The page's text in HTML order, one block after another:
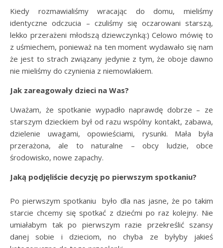
Kiedy rozmawialiśmy wracając do domu, mieliśmy
identyczne odczucia – czuliśmy się oczarowani starszą,
lekko przerażeni młodszą dziewczynką:) Celowo mówię to
z uśmiechem, ponieważ na ten moment wydawało się nam
że jest to strach związany jedynie z tym, że oboje dawno
nie mieliśmy do czynienia z niemowlakiem.
Jak zareagowały dzieci na Was?
Uważam, że spotkanie wypadło naprawdę dobrze – ze
starszym dzieckiem był od razu wspólny kontakt, zabawa,
dzielenie uwagami, opowieściami, rysunki. Mała była
przerażona, ale to naturalne – obcy ludzie, obce
środowisko, nowe zapachy.
Jaką podjęliście decyzję po pierwszym spotkaniu?
Po pierwszym spotkaniu było dla nas jasne, że po takim
starcie chcemy się spotkać z dziećmi po raz kolejny. Nie
umiałabym tak po pierwszym razie przekreślić szansy
danej sobie i dzieciom, no chyba ze byłyby jakieś